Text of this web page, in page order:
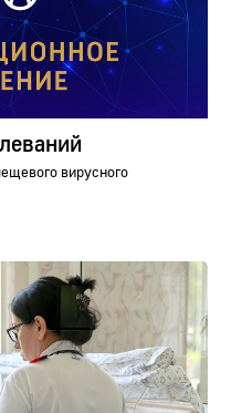
вирусного